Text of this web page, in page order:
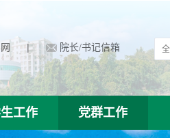
| 院长/书记信箱
工作 党群工作